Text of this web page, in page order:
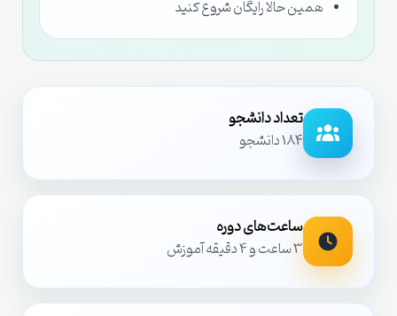
همین حالا رایگان شروع کنید
تعداد دانشجو
184 دانشجو
ساعت‌های دوره
3 ساعت و 4 دقیقه آموزش